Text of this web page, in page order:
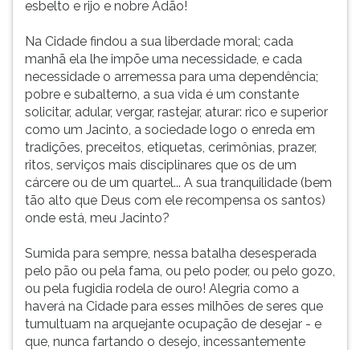
esbelto e rijo e nobre Adão!
Na Cidade findou a sua liberdade moral; cada
manhã ela lhe impõe uma necessidade, e cada
necessidade o arremessa para uma dependência;
pobre e subalterno, a sua vida é um constante
solicitar, adular, vergar, rastejar, aturar: rico e superior
como um Jacinto, a sociedade logo o enreda em
tradições, preceitos, etiquetas, cerimônias, prazer,
ritos, serviços mais disciplinares que os de um
cárcere ou de um quartel... A sua tranquilidade (bem
tão alto que Deus com ele recompensa os santos)
onde está, meu Jacinto?
Sumida para sempre, nessa batalha desesperada
pelo pão ou pela fama, ou pelo poder, ou pelo gozo,
ou pela fugidia rodela de ouro! Alegria como a
haverá na Cidade para esses milhões de seres que
tumultuam na arquejante ocupação de desejar - e
que, nunca fartando o desejo, incessantemente